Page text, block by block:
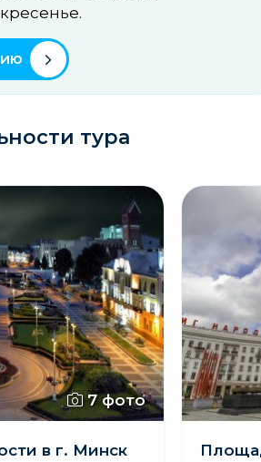
тура
7 фото
в г. Минск